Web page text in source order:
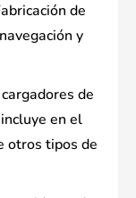
de
y
de
en el
otros tipos de